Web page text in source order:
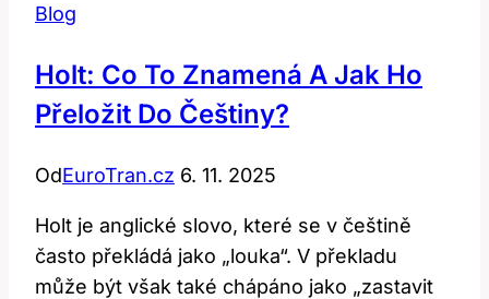
Blog
Holt: Co To Znamená A Jak Ho
Přeložit Do Češtiny?
OdEuroTran.cz 6. 11. 2025
Holt je anglické slovo, které se v češtině
často překládá jako „louka“. V překladu
může být však také chápáno jako „zastavit